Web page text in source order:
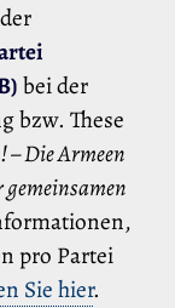
bei der
bzw. These
– Die Armeen
pro Partei
Sie hier.